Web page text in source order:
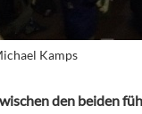
Kamps
den beiden